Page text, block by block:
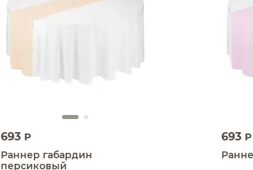
693 P
Раннер габардин
персиковый
693 P